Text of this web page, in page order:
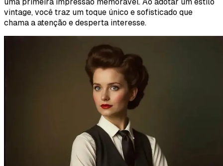
vintage, você traz um toque único e sofisticado que
chama a atenção e desperta interesse.